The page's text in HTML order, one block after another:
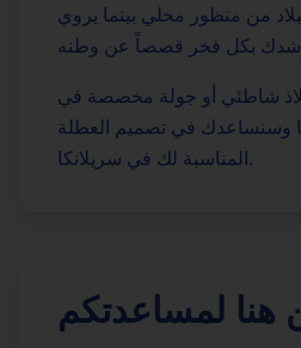
من منظور محلي بينما يروي
شاطئي أو جولة مخصصة في
وسنساعدك في تصميم العطلة
المناسبة لك في سريلانكا.
هنا لمساعدتكم